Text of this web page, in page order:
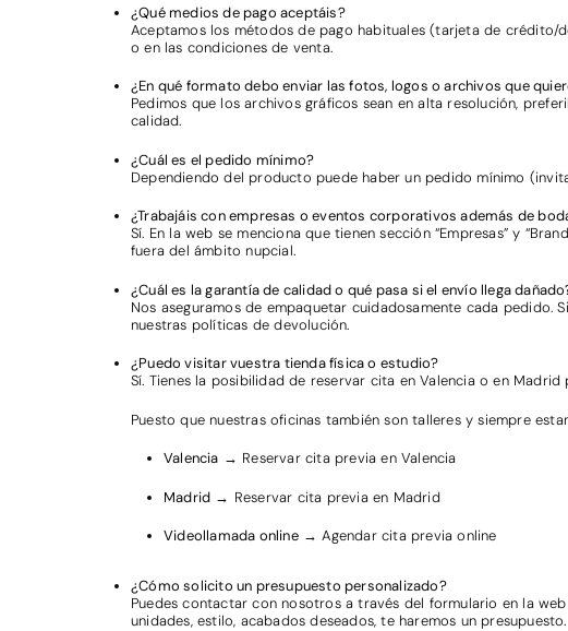
¿Qué medios de pago aceptáis?
Aceptamos los métodos de pago habituales (tarjeta de crédito/
o en las condiciones de venta.
¿En qué formato debo enviar las fotos, logos o archivos que
Pedimos que los archivos gráficos sean en alta resolución,
calidad.
¿Cuál es el pedido mínimo?
Dependiendo del producto puede haber un pedido mínimo
¿Trabajáis con empresas o eventos corporativos además de
Sí. En la web se menciona que tienen sección “Empresas” y
fuera del ámbito nupcial.
¿Cuál es la garantía de calidad o qué pasa si el envío llega
Nos aseguramos de empaquetar cuidadosamente cada
nuestras políticas de devolución.
¿Puedo visitar vuestra tienda física o estudio?
Sí. Tienes la posibilidad de reservar cita en Valencia o en
Puesto que nuestras oficinas también son talleres y siempre
Valencia → Reservar cita previa en Valencia
Madrid → Reservar cita previa en Madrid
Videollamada online→Agendar cita previa online
¿Cómo solicito un presupuesto personalizado?
Puedes contactar con nosotros a través del formulario en la
unidades, estilo, acabados deseados, te haremos un presupuesto.